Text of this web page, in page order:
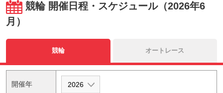
競輪 開催日程・スケジュール（2026年6
月）
競輪 オートレース
開催年